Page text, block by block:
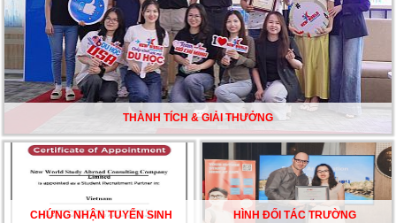
CHẮC TỪ NEW WORLD EDUCATION
DU HỌC ÚC DẦN TRỞ THÀNH LỰA CHỌN HÀNG
ĐẦU CỦA DU HỌC SINH NĂM 2026 – VÀ TẤT CẢ
ĐỀU CÓ LÝ DO!!
CHẠM GIẤC MƠ DU HỌC MỸ – BẮT ĐẦU TỪ NGÀY
HỘI GHI DANH & SĂN HỌC BỔNG KỲ SPRING 2026
THÀNH TÍCH & GIẢI THƯỞNG
CHỨNG NHẬN TUYỂN SINH HÌNH ĐỐI TÁC TRƯỜNG